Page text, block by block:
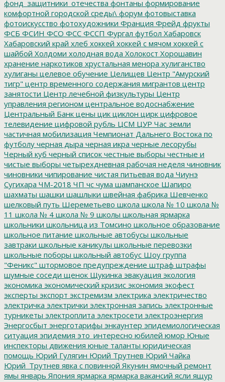
фонд_защитники_отечества фонтаны формирование
комфортной городской среды\ форум фотовыставка
фотоискусство фотохудожники Франция Фрейд фрукты
ФСБ ФСИН ФСО ФСС ФССП Фургал футбол Хабаровск
Хабаровский край хлеб хоккей хоккей с мячом хоккей с
шайбой Холдоми холодная вода Холокост Хорошавин
хранение наркотиков хрустальная менора хулиганство
хулиганы целевое обучение Целищев Центр "Амурский
тигр" центр временного содержания мигрантов центр
занятости Центр лечебной физкультуры Центр
управления регионом центральное водоснабжение
Центральный Банк цены цик циклон цирк цифровое
телевидение цифровой рубль ЦСМ ЦУР Час земли
частичная мобилизация Чемпионат Дальнего Востока по
футболу черная дыра черная икра черные лесорубы
Черный куб черный список честные выборы честные и
чистые выборы четырехдневная рабочая неделя чиновник
чиновники чипирование чистая питьевая вода Чиунэ
Сугихара ЧМ-2018 ЧП чс чума шампанское Шапиро
шахматы шашки шашлыки швейная фабрика Шевченко
шелковый путь Шереметьево школа школа № 10 школа №
11 школа № 4 школа № 9 школы школьная ярмарка
школьники школьница из Томсино школьное образование
школьное питание школьные автобусы школьные
завтраки школьные каникулы школьные перевозки
школьные поборы школьный автобус Шоу группа
"Феникс" штормовое предупреждение штраф штрафы
шумные соседи щенок Щукинка эвакуация экология
экономика экономический кризис экономия экофест
эксперты экспорт экстремизм электрика электричество
электричка электрички электронная запись электронные
турникеты электроплита электросети электроэнергия
Энергосбыт энерготарифы энкаунтер эпидемиологическая
ситуация эпидемия это_интересно юбилей юмор Юные
инспекторы движения юные таланты юридическая
помощь Юрий Гулягин Юрий Трутнев Юрий Чайка
Юрий_Трутнев явка с повинной Якунин ямочный ремонт
ямы январь Япония ярмарка ярмарка вакансий ясли ящур